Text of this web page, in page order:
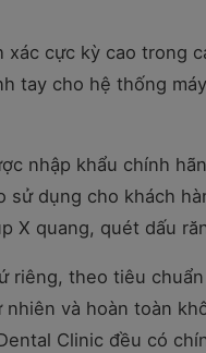
cực kỳ cao trong
tay cho hệ thống
nhập khẩu chính
sử dụng cho khách
X quang, quét dấu
riêng, theo tiêu chuẩn
và hoàn toàn
Clinic đều có